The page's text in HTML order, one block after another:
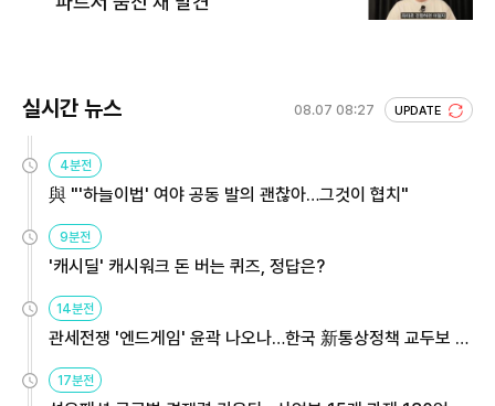
실시간 뉴스 08.07 08:27 UPDATE
4분전
與 "'하늘이법' 여야 공동 발의 괜찮아…그것이 협치"
9분전
'캐시딜' 캐시워크 돈 버는 퀴즈, 정답은?
14분전
관세전쟁 '엔드게임' 윤곽 나오나…한국 新통상정책 교두보 활
용해야
17분전